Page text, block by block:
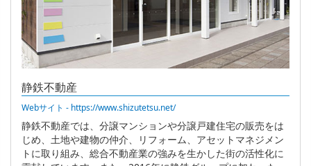
静鉄不動産
Webサイト - https://www.shizutetsu.net/
静鉄不動産では、分譲マンションや分譲戸建住宅の販売をは
じめ、土地や建物の仲介、リフォーム、アセットマネジメン
トに取り組み、総合不動産業の強みを生かした街の活性化に